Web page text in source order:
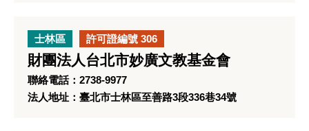
士林區 許可證編號 306
財團法人台北市妙廣文教基金會
聯絡電話：2738-9977
法人地址：臺北市士林區至善路3段336巷34號